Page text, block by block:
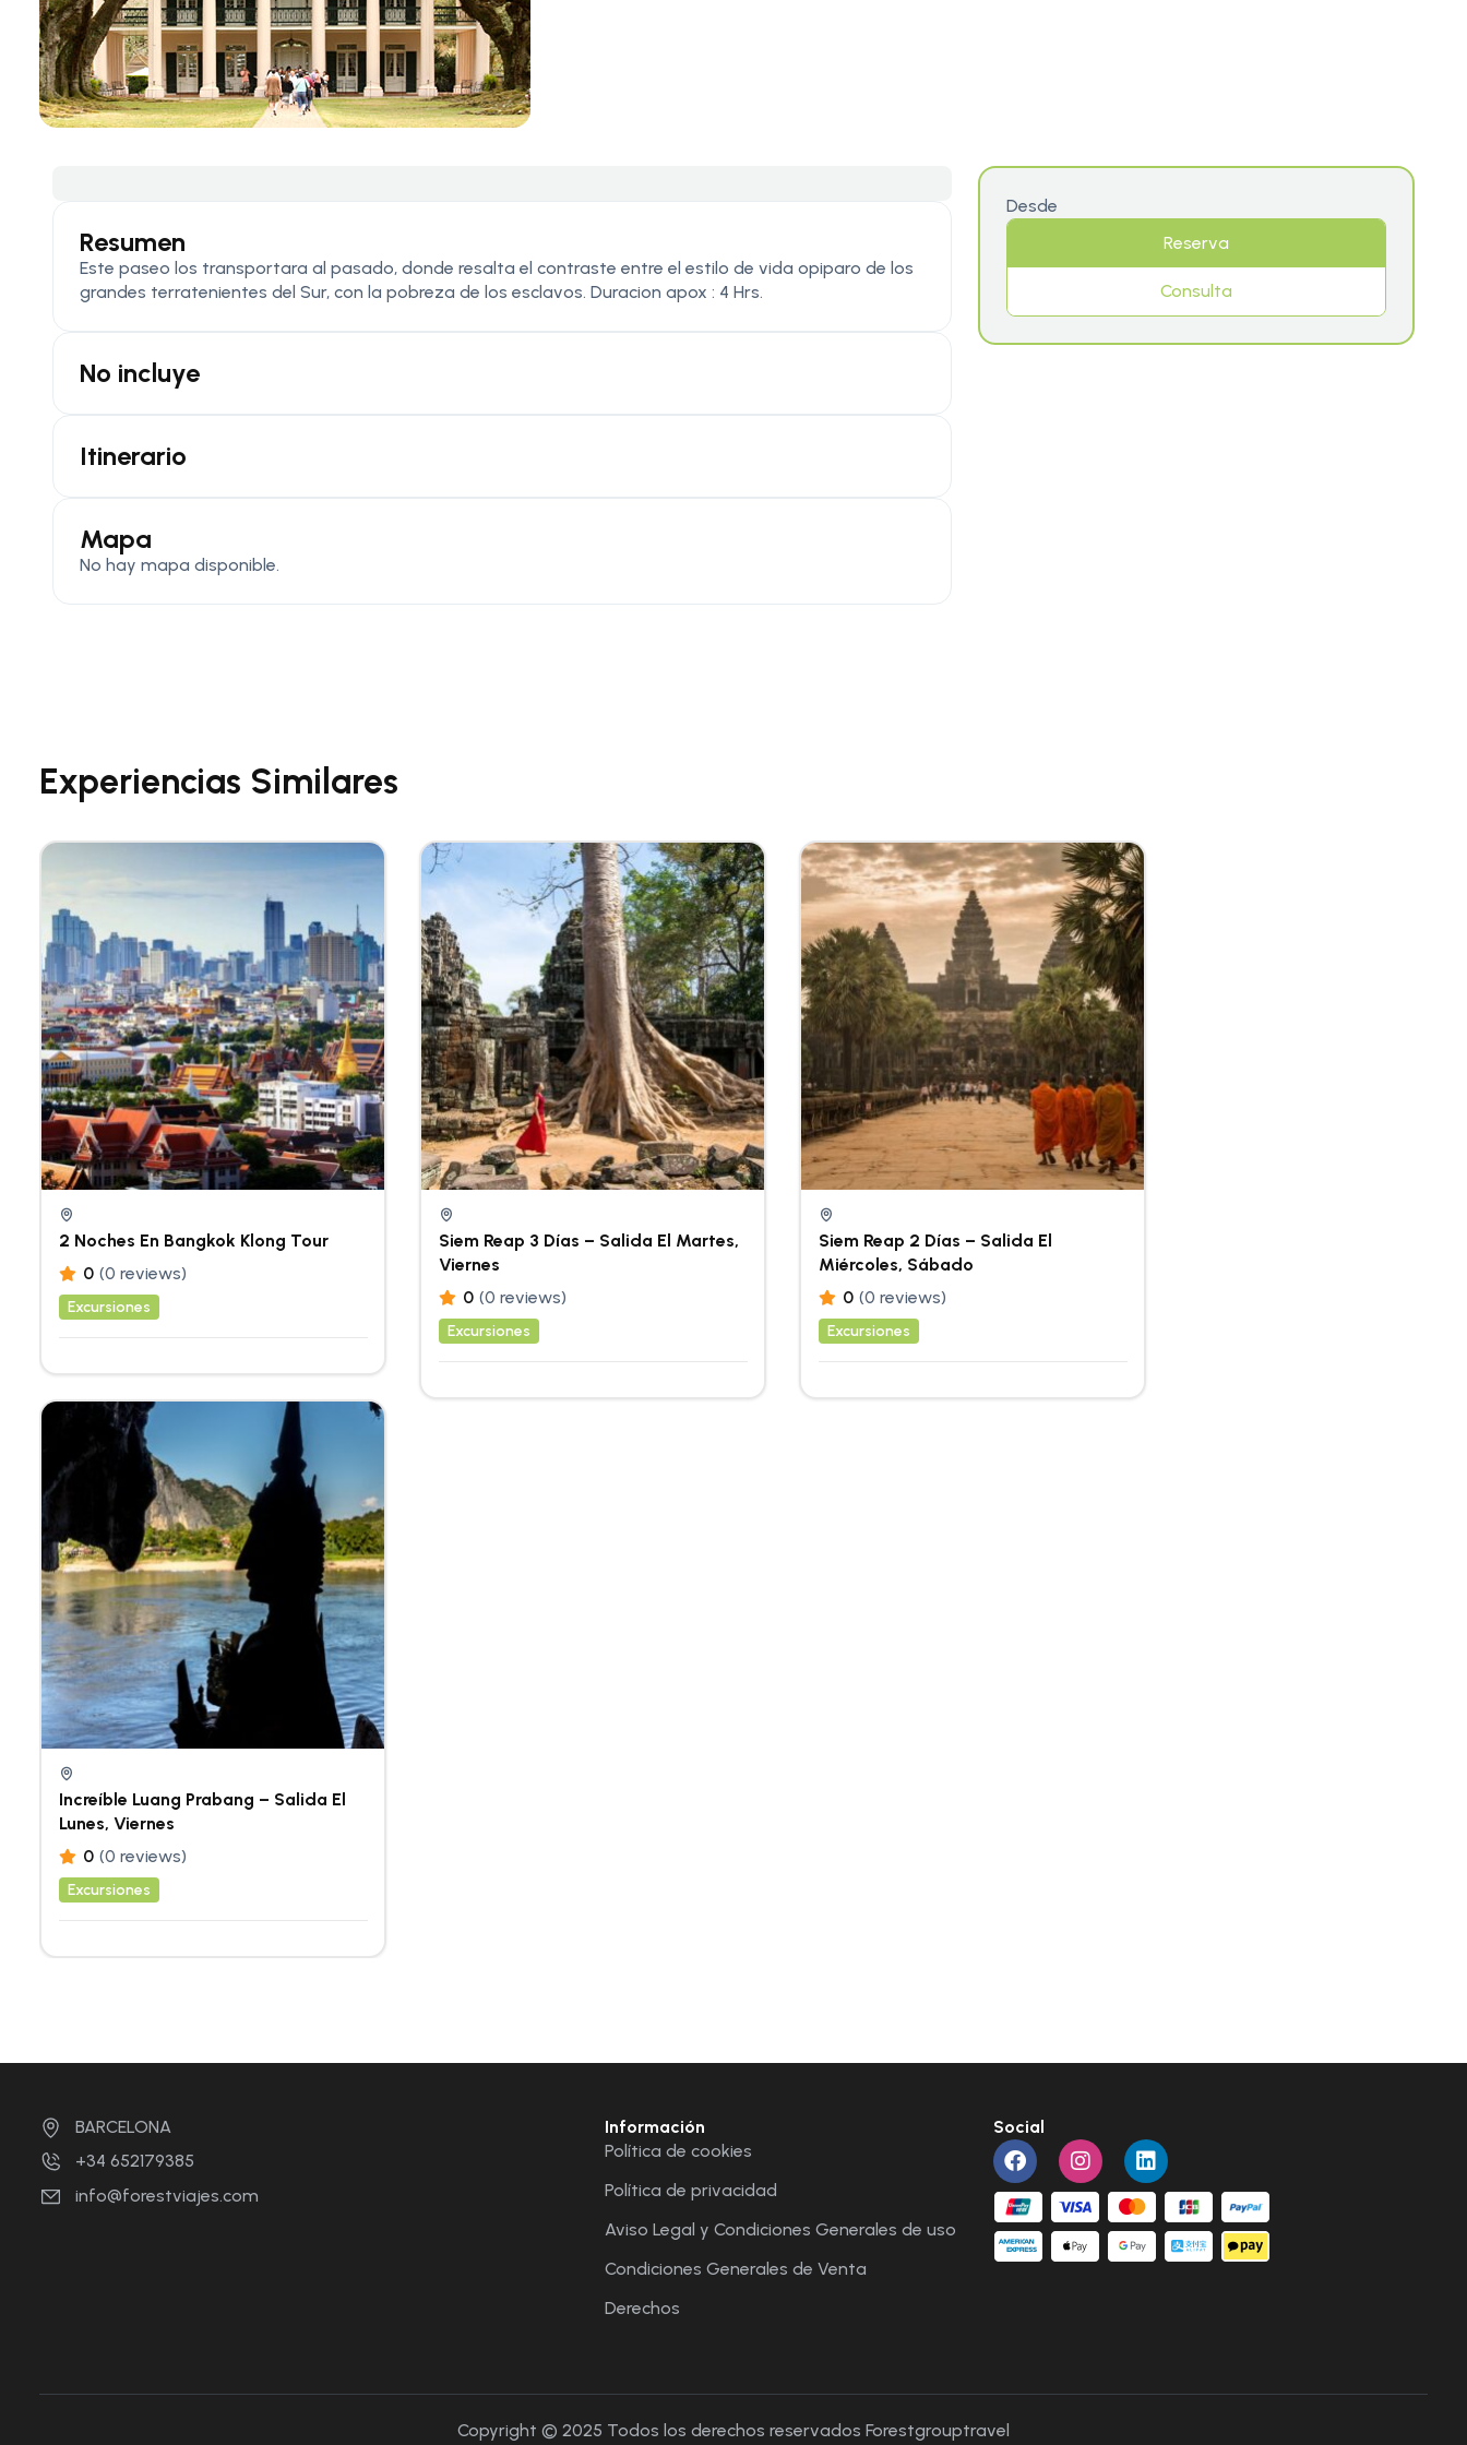
Resumen
Este paseo los transportara al pasado, donde resalta el contraste entre el estilo de vida opiparo de los
grandes terratenientes del Sur, con la pobreza de los esclavos. Duracion apox : 4 Hrs.
No incluye
Itinerario
Mapa
No hay mapa disponible.
Desde
Reserva
Consulta
Experiencias Similares
2 Noches En Bangkok Klong Tour
0 (0 reviews)
Excursiones
Siem Reap 3 Días – Salida El Martes,
Viernes
0 (0 reviews)
Excursiones
Siem Reap 2 Días – Salida El
Miércoles, Sábado
0 (0 reviews)
Excursiones
Increíble Luang Prabang – Salida El
Lunes, Viernes
0 (0 reviews)
Excursiones
BARCELONA
+34 652179385
info@forestviajes.com
Información
Política de cookies
Política de privacidad
Aviso Legal y Condiciones Generales de uso
Condiciones Generales de Venta
Derechos
Social
Copyright © 2025 Todos los derechos reservados Forestgrouptravel